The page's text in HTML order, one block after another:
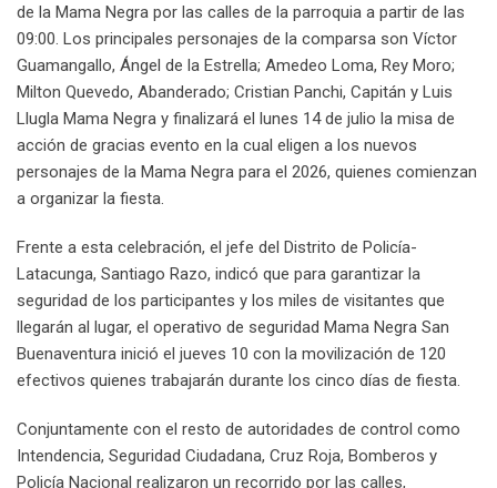
de la Mama Negra por las calles de la parroquia a partir de las
09:00. Los principales personajes de la comparsa son Víctor
Guamangallo, Ángel de la Estrella; Amedeo Loma, Rey Moro;
Milton Quevedo, Abanderado; Cristian Panchi, Capitán y Luis
Llugla Mama Negra y finalizará el lunes 14 de julio la misa de
acción de gracias evento en la cual eligen a los nuevos
personajes de la Mama Negra para el 2026, quienes comienzan
a organizar la fiesta.
Frente a esta celebración, el jefe del Distrito de Policía-
Latacunga, Santiago Razo, indicó que para garantizar la
seguridad de los participantes y los miles de visitantes que
llegarán al lugar, el operativo de seguridad Mama Negra San
Buenaventura inició el jueves 10 con la movilización de 120
efectivos quienes trabajarán durante los cinco días de fiesta.
Conjuntamente con el resto de autoridades de control como
Intendencia, Seguridad Ciudadana, Cruz Roja, Bomberos y
Policía Nacional realizaron un recorrido por las calles,